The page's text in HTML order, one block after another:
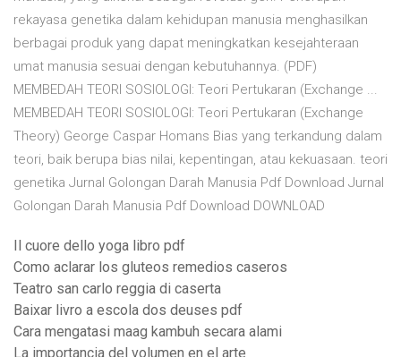
rekayasa genetika dalam kehidupan manusia menghasilkan
berbagai produk yang dapat meningkatkan kesejahteraan
umat manusia sesuai dengan kebutuhannya. (PDF)
MEMBEDAH TEORI SOSIOLOGI: Teori Pertukaran (Exchange ...
MEMBEDAH TEORI SOSIOLOGI: Teori Pertukaran (Exchange
Theory) George Caspar Homans Bias yang terkandung dalam
teori, baik berupa bias nilai, kepentingan, atau kekuasaan. teori
genetika Jurnal Golongan Darah Manusia Pdf Download Jurnal
Golongan Darah Manusia Pdf Download DOWNLOAD
Il cuore dello yoga libro pdf
Como aclarar los gluteos remedios caseros
Teatro san carlo reggia di caserta
Baixar livro a escola dos deuses pdf
Cara mengatasi maag kambuh secara alami
La importancia del volumen en el arte